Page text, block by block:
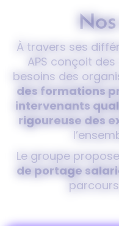
À travers ses
APS conçoit
besoins des
des formations
intervenants
rigoureuse des
Le groupe
de portage